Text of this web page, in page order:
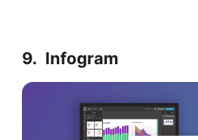
9. Infogram